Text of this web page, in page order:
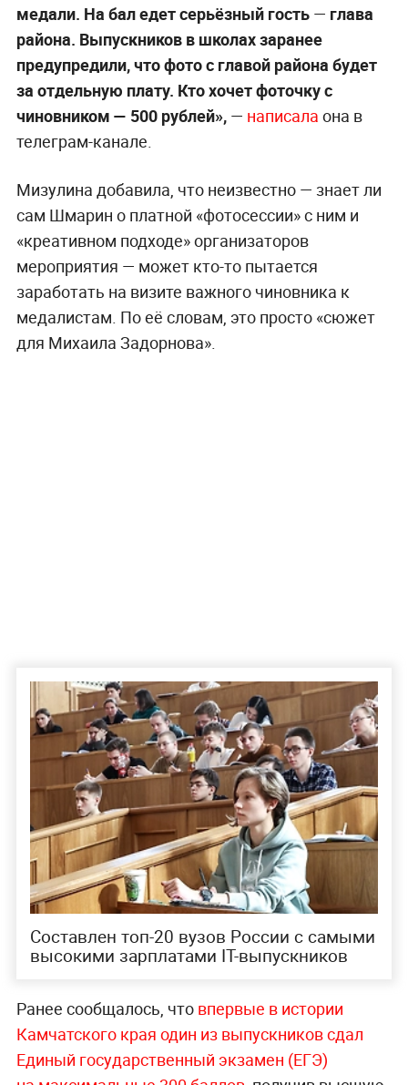
медали. На бал едет серьёзный гость— глава
района. Выпускников в школах заранее
предупредили, что фото с главой района будет
за отдельную плату. Кто хочет фоточку с
чиновником — 500 рублей», — написала она в
телеграм-канале.
Мизулина добавила, что неизвестно — знает ли
сам Шмарин о платной «фотосессии» с ним и
«креативном подходе» организаторов
мероприятия — может кто-то пытается
заработать на визите важного чиновника к
медалистам. По её словам, это просто «сюжет
для Михаила Задорнова».
Составлен топ-20 вузов России с самыми
высокими зарплатами IT-выпускников
Ранее сообщалось, что впервые в истории
Камчатского края один из выпускников сдал
Единый государственный экзамен (ЕГЭ)